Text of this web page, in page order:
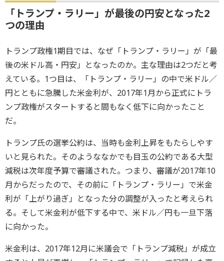
「トランプ・ラリー」が最後の円安となった2
つの理由
トランプ政権1期目では、なぜ「トランプ・ラリー」が「最
後の米ドル高・円安」となったのか。主な理由は2つだと考
えている。1つ目は、「トランプ・ラリー」の中で米ドル／
円とともに急騰した米金利が、2017年1月から正式にトラ
ンプ政権がスタートすると間もなく低下に向かったこと
だ。
トランプ氏の選挙公約は、当時も金利上昇をもたらしやす
いと見られた。そのようななかでも目玉の公約である大型
減税は次年度予算で審議された。つまり、審議が2017年10
月からだったので、その前に「トランプ・ラリー」で米金
利が「上がり過ぎ」となった分の調整が入ったと考えられ
る。そして米金利が低下する中で、米ドル／円も一旦下落
に向かった。
米金利は、2017年12月に米議会で「トランプ減税」が成立